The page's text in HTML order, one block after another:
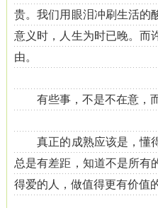
贵。我们用眼泪冲刷生活的
意义时，人生为时已晚。而
由。
有些事，不是不在意，
真正的成熟应该是，懂得
总是有差距，知道不是所有
得爱的人，做值得更有价值